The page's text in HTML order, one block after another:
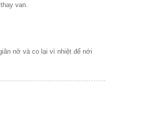
van.
nở và co lại vì nhiệt để nới